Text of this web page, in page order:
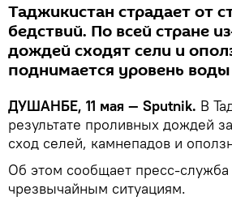
Таджикистан страдает от
бедствий. По всей стране
дождей сходят сели и
поднимается уровень
ДУШАНБЕ, 11 мая — Sputnik. В
результате проливных дождей
сход селей, камнепадов и
Об этом сообщает пресс-служба
чрезвычайным ситуациям.